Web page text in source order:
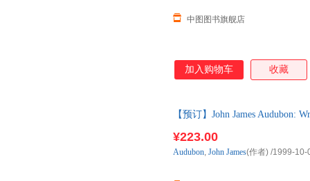
中图图书旗舰店
加入购物车 收藏
【预订】John James Audubon:
¥223.00
Audubon, John James(作者) /1999-10-